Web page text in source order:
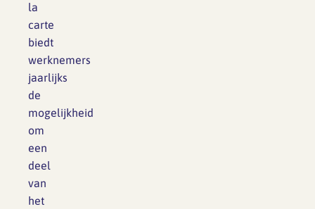
la
carte
biedt
werknemers
jaarlijks
de
mogelijkheid
om
een
deel
van
het